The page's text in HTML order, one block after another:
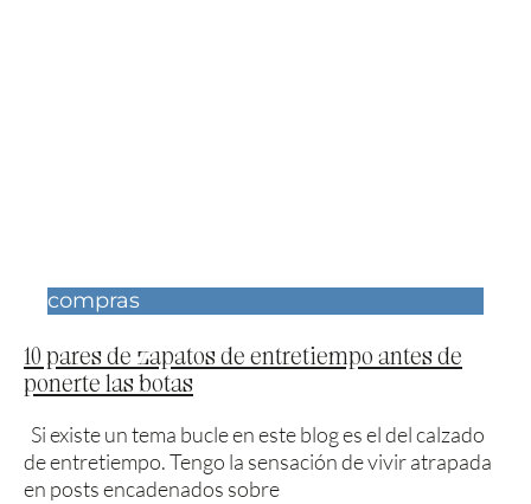
compras
10 pares de zapatos de entretiempo antes de
ponerte las botas
Si existe un tema bucle en este blog es el del calzado
de entretiempo. Tengo la sensación de vivir atrapada
en posts encadenados sobre